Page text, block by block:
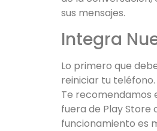
sus mensajes.
Integra
Lo primero que
reiniciar tu
Te recomendamos
fuera de Play Store
funcionamiento es